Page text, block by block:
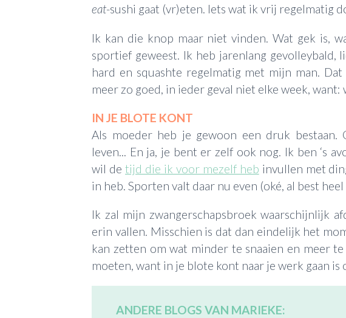
eat-sushi gaat (vr)eten. Iets wat ik vrij regelmatig
Ik kan die knop maar niet vinden. Wat gek is,
sportief geweest. Ik heb jarenlang gevolleybald,
hard en squashte regelmatig met mijn man.
meer zo goed, in ieder geval niet elke week, want:
IN JE BLOTE KONT
Als moeder heb je gewoon een druk bestaan.
leven... En ja, je bent er zelf ook nog. Ik ben ‘s
wil detijd die ik voor mezelf heb invullen met
in heb. Sporten valt daar nu even (oké, al best
Ik zal mijn zwangerschapsbroek waarschijnlijk
erin vallen. Misschien is dat dan eindelijk het
kan zetten om wat minder te snaaien en meer te
moeten, want in je blote kont naar je werk gaan is
ANDERE BLOGS VAN MARIEKE: